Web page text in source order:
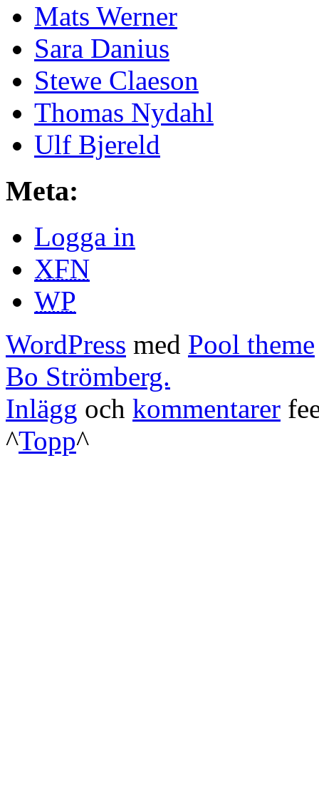
Mats Werner
Sara Danius
Stewe Claeson
Thomas Nydahl
Ulf Bjereld
Meta:
Logga in
XFN
WP
WordPress med Pool theme
Bo Strömberg.
Inlägg och kommentarer
^Topp^